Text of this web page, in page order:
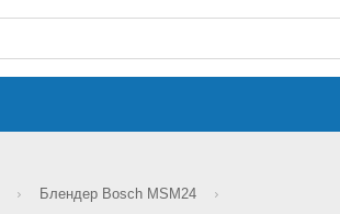
Блендер Bosch MSM24